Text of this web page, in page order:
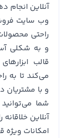
آنلاین انجام
وب سایت
راحتی
و به شکلی
قالب
می‌کند تا به
و با مشتریان
شما
آنلاین
امکانات